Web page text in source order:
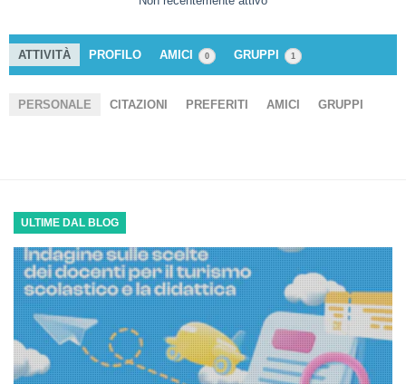
ATTIVITÀ PROFILO AMICI 0 GRUPPI 1
PERSONALE CITAZIONI PREFERITI AMICI GRUPPI
ULTIME DAL BLOG